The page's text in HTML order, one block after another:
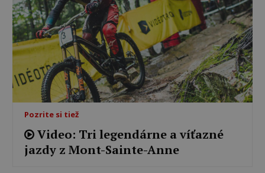
Pozrite si tiež
Video: Tri legendárne a víťazné
jazdy z Mont-Sainte-Anne